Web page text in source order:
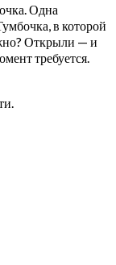
Одна
в которой
Открыли — и
требуется.